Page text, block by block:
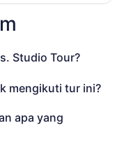
merayakan
Piala Asrama
kelas satu.
Studio Tour?
mengikuti tur ini?
apa yang